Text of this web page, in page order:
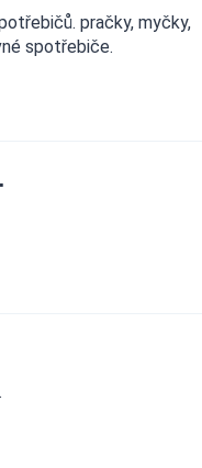
pračky, myčky,
spotřebiče.